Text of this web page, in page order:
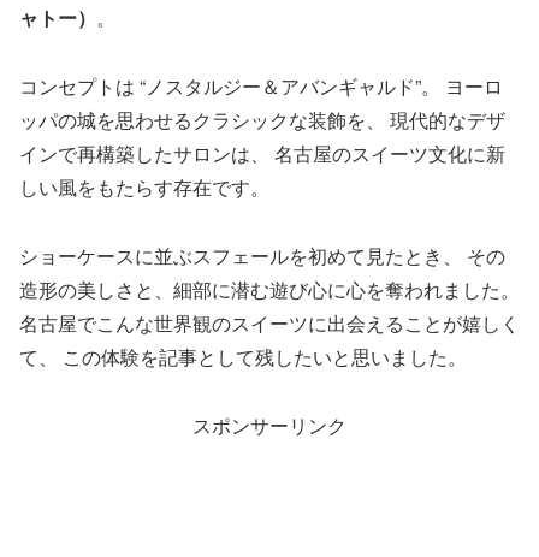
ャトー） 。
コンセプトは “ノスタルジー＆アバンギャルド”。 ヨーロ
ッパの城を思わせるクラシックな装飾を、 現代的なデザ
インで再構築したサロンは、 名古屋のスイーツ文化に新
しい風をもたらす存在です。
ショーケースに並ぶスフェールを初めて見たとき、 その
造形の美しさと、細部に潜む遊び心に心を奪われました。
名古屋でこんな世界観のスイーツに出会えることが嬉しく
て、 この体験を記事として残したいと思いました。
スポンサーリンク